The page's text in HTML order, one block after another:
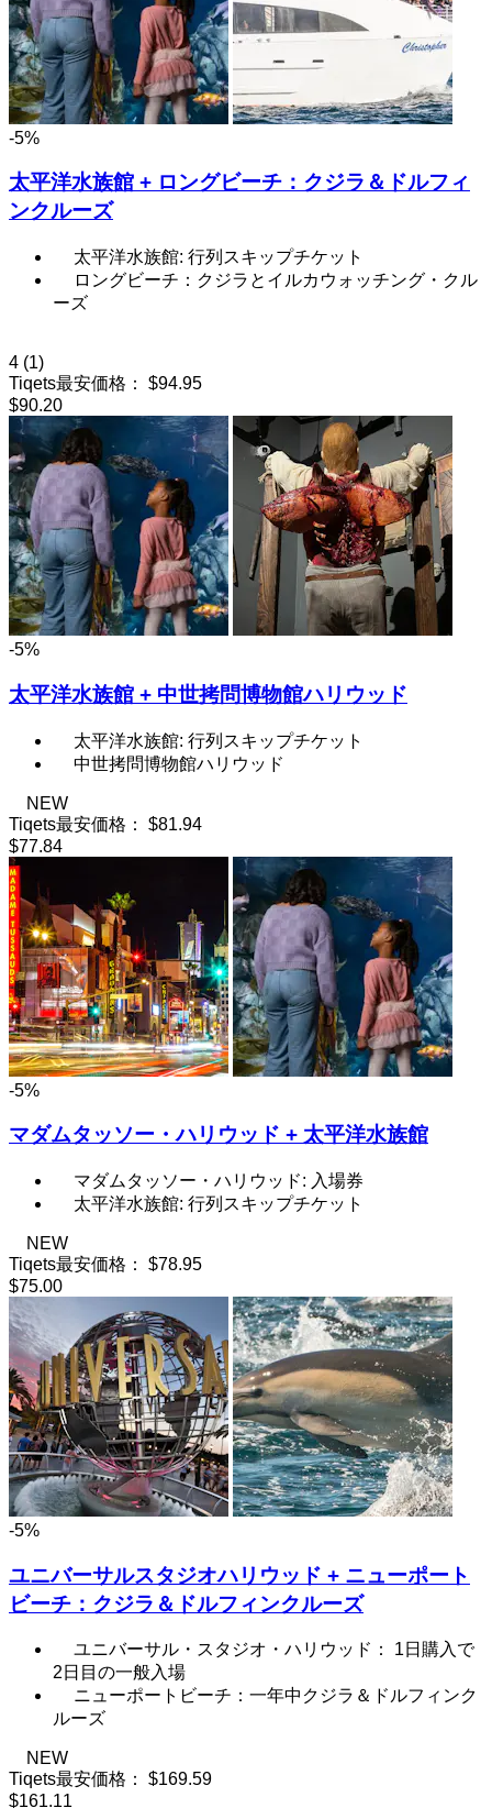
-5%
太平洋水族館 + ロングビーチ：クジラ＆ドルフィ
ンクルーズ
太平洋水族館: 行列スキップチケット
ロングビーチ：クジラとイルカウォッチング・クル
ーズ
4 (1)
Tiqets最安価格：
$94.95
$90.20
-5%
太平洋水族館 + 中世拷問博物館ハリウッド
太平洋水族館: 行列スキップチケット
中世拷問博物館ハリウッド
NEW
Tiqets最安価格：
$81.94
$77.84
-5%
マダムタッソー・ハリウッド + 太平洋水族館
マダムタッソー・ハリウッド: 入場券
太平洋水族館: 行列スキップチケット
NEW
Tiqets最安価格：
$78.95
$75.00
-5%
ユニバーサルスタジオハリウッド + ニューポート
ビーチ：クジラ＆ドルフィンクルーズ
ユニバーサル・スタジオ・ハリウッド： 1日購入で
2日目の一般入場
ニューポートビーチ：一年中クジラ＆ドルフィンク
ルーズ
NEW
Tiqets最安価格：
$169.59
$161.11